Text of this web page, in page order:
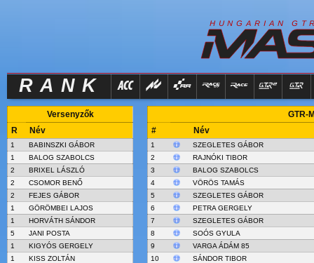
H U N G A R I A N G T
RANK
Versenyzők
R
Név
1
BABINSZKI GÁBOR
1
BALOG SZABOLCS
2
BRIXEL LÁSZLÓ
2
CSOMOR BENŐ
2
FEJES GÁBOR
1
GÖRÖMBEI LAJOS
1
HORVÁTH SÁNDOR
5
JANI POSTA
1
KIGYÓS GERGELY
1
KISS ZOLTÁN
GTR-
#
Név
1
SZEGLETES GÁBOR
2
RAJNÓKI TIBOR
3
BALOG SZABOLCS
4
VÖRÖS TAMÁS
5
SZEGLETES GÁBOR
6
PETRA GERGELY
7
SZEGLETES GÁBOR
8
SOÓS GYULA
9
VARGA ÁDÁM 85
10
SÁNDOR TIBOR